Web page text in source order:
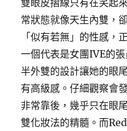
雙眼皮摺線只有在笑起
常狀態就像天生內雙，
「似有若無」的性感，
一個代表是女團IVE的
半外雙的設計讓她的眼
有高級感。仔細觀察會
非常靠後，幾乎只在眼
雙化妝法的精髓。而